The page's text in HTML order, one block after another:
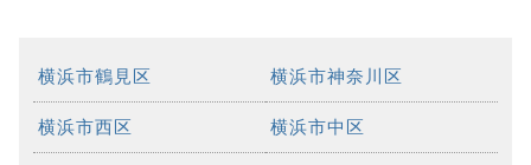
横浜市鶴見区 横浜市神奈川区
横浜市西区 横浜市中区